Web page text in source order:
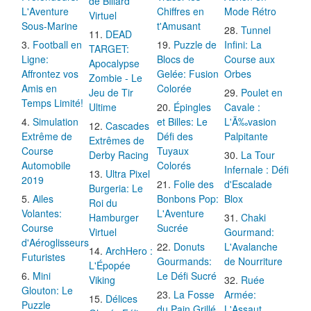
L'Aventure
Sous-Marine
Football en
Ligne:
Affrontez vos
Amis en
Temps Limité!
Simulation
Extrême de
Course
Automobile
2019
Ailes
Volantes:
Course
d'Aéroglisseurs
Futuristes
Mini
Glouton: Le
Puzzle
Virtuel
DEAD
TARGET:
Apocalypse
Zombie - Le
Jeu de Tir
Ultime
Cascades
Extrêmes de
Derby Racing
Ultra Pixel
Burgeria: Le
Roi du
Hamburger
Virtuel
ArchHero :
L'Épopée
Viking
Délices
Chiffres en
t'Amusant
Puzzle de
Blocs de
Gelée: Fusion
Colorée
Épingles
et Billes: Le
Défi des
Tuyaux
Colorés
Folie des
Bonbons Pop:
L'Aventure
Sucrée
Donuts
Gourmands:
Le Défi Sucré
La Fosse
Mode Rétro
Tunnel
Infini: La
Course aux
Orbes
Poulet en
Cavale :
L'Ã‰vasion
Palpitante
La Tour
Infernale : Défi
d'Escalade
Blox
Chaki
Gourmand:
L'Avalanche
de Nourriture
Ruée
Armée: